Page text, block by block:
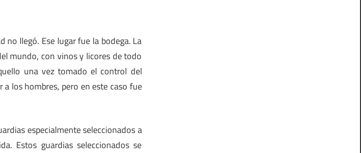
no llegó. Ese lugar fue la bodega. La
mundo, con vinos y licores de todo
una vez tomado el control del
los hombres, pero en este caso fue
especialmente seleccionados a
Estos guardias seleccionados se